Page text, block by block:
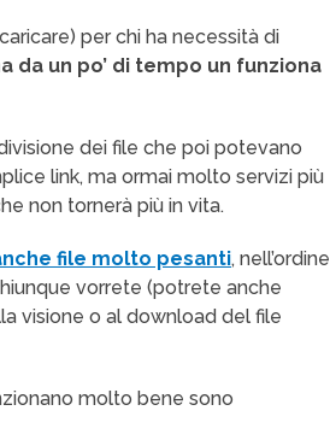
per chi ha necessità di
da un po’ di tempo un funziona
dei file che poi potevano
link, ma ormai molto servizi più
non tornerà più in vita.
file molto pesanti, nell’ordine
vorrete (potrete anche
visione o al download del file
molto bene sono